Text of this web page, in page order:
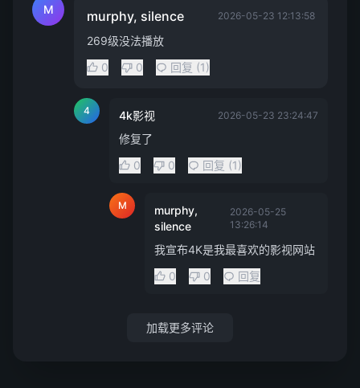
M murphy, silence 2026-05-23 12:13:58
269级没法播放
0
0 回复 (1)
4 4k影视 2026-05-23 23:24:47
修复了
0
0 回复 (1)
M
murphy,
silence
2026-05-25
13:26:14
我宣布4K是我最喜欢的影视网站
0
0 回复
加载更多评论